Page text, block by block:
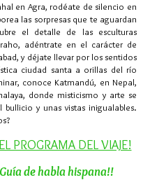
en Agra, rodéate de silencio en
las sorpresas que te aguardan
el detalle de las esculturas
adéntrate en el carácter de
y déjate llevar por los sentidos
ciudad santa a orillas del río
conoce Katmandú, en Nepal,
donde misticismo y arte se
y unas vistas inigualables.
PROGRAMA DEL VIAJE!
de habla hispana!!